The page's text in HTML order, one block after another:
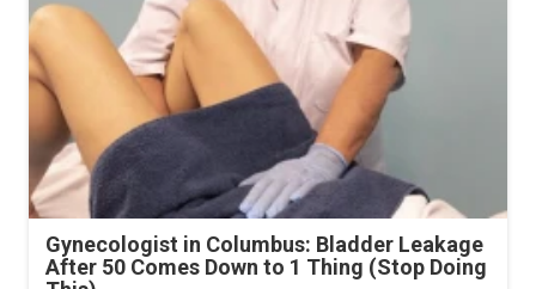
Gynecologist in Columbus: Bladder Leakage
After 50 Comes Down to 1 Thing (Stop Doing